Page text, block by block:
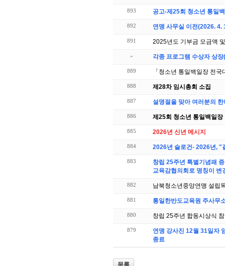
893 공고-제25회 청소년 통일
892 연맹 사무실 이전(2026. 4.
891 2025년도 기부금 모금액
» 각종 프로그램 수상자 상
889 「청소년 통일백일장 전
888 제28차 임시총회 소집
887 설명절을 맞아 여러분의
886 제25회 청소년 통일백일
885 2026년 신년 메시지
884 2026년 슬로건- 2026년, "
883
창립 25주년 특별기념패
교육감협의회로 명칭이 변
882 남북청소년중앙연맹 설립
881 통일한반도교육원 주사무
880 창립 25주년 합동시상식
879
연맹 강사진 12월 31일자
종료
목록